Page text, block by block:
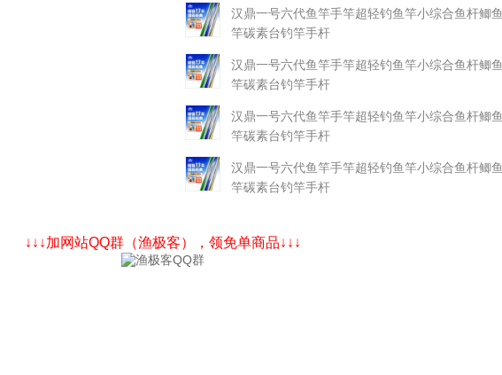
汉鼎一号六代鱼竿手竿超轻钓鱼竿小综合鱼杆鲫鱼
竿碳素台钓竿手杆
汉鼎一号六代鱼竿手竿超轻钓鱼竿小综合鱼杆鲫鱼
竿碳素台钓竿手杆
汉鼎一号六代鱼竿手竿超轻钓鱼竿小综合鱼杆鲫鱼
竿碳素台钓竿手杆
汉鼎一号六代鱼竿手竿超轻钓鱼竿小综合鱼杆鲫鱼
竿碳素台钓竿手杆
↓↓↓加网站QQ群（渔极客），领免单商品↓↓↓